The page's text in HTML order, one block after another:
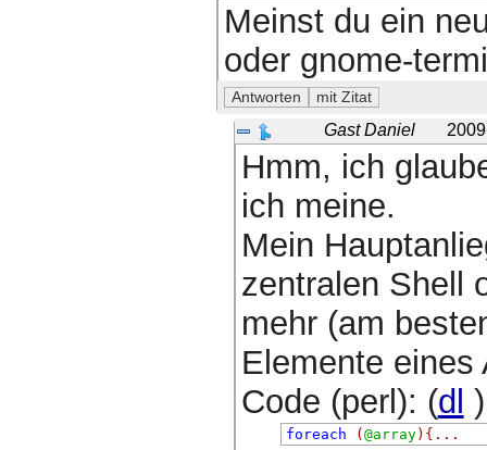
Meinst du ein
oder gnome-
Gast Daniel
Hmm, ich
ich meine.
Mein
zentralen Shell
mehr (am
Elemente eines
Code (perl): (dl )
foreach (@array) { ...